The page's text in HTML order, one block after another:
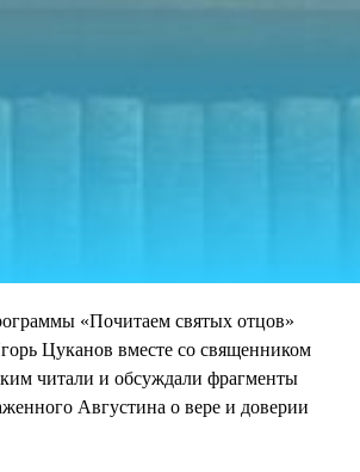
«Почитаем святых отцов»
Цуканов вместе со священником
читали и обсуждали фрагменты
Августина о вере и доверии